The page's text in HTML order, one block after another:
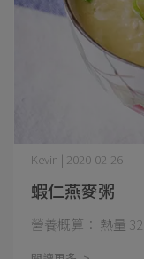
蝦仁燕麥粥
Kevin | 2020-02-26
營養概算： 熱量